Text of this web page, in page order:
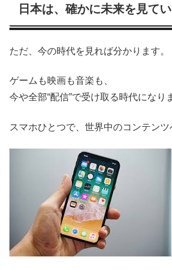
日本は、確かに未来を見て
ただ、今の時代を見れば分かります。
ゲームも映画も音楽も、
今や全部“配信”で受け取る時代になり
スマホひとつで、世界中のコンテンツ